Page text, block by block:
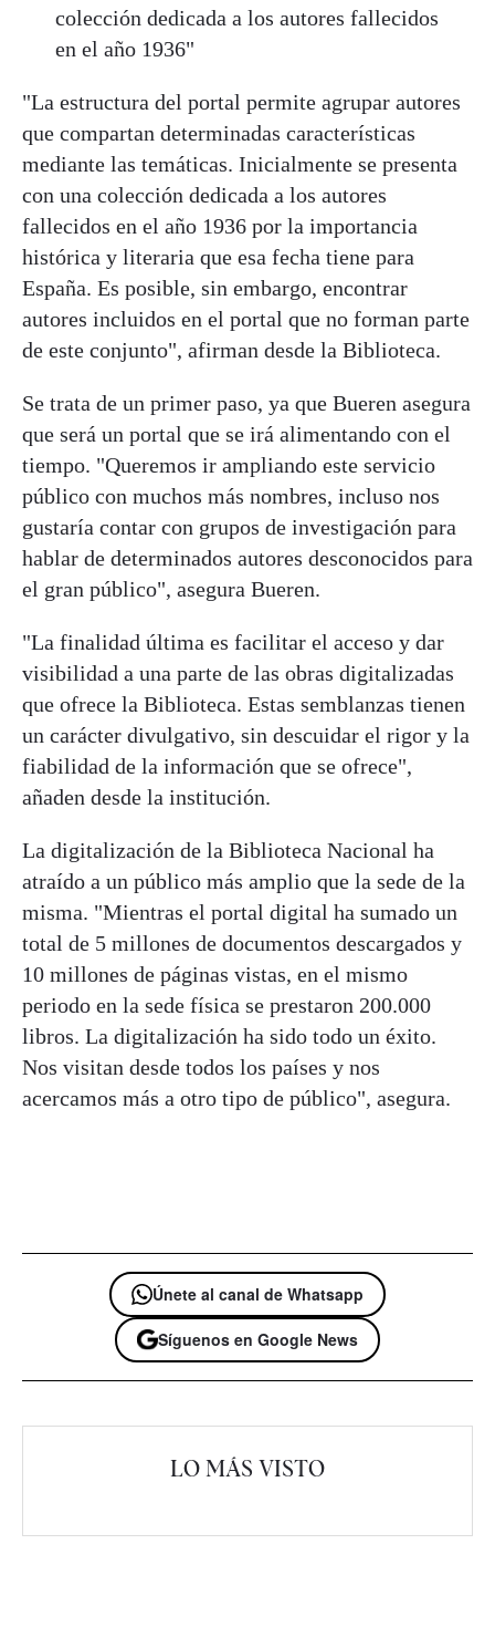
colección dedicada a los autores fallecidos
en el año 1936"
"La estructura del portal permite agrupar autores
que compartan determinadas características
mediante las temáticas. Inicialmente se presenta
con una colección dedicada a los autores
fallecidos en el año 1936 por la importancia
histórica y literaria que esa fecha tiene para
España. Es posible, sin embargo, encontrar
autores incluidos en el portal que no forman parte
de este conjunto", afirman desde la Biblioteca.
Se trata de un primer paso, ya que Bueren asegura
que será un portal que se irá alimentando con el
tiempo. "Queremos ir ampliando este servicio
público con muchos más nombres, incluso nos
gustaría contar con grupos de investigación para
hablar de determinados autores desconocidos para
el gran público", asegura Bueren.
"La finalidad última es facilitar el acceso y dar
visibilidad a una parte de las obras digitalizadas
que ofrece la Biblioteca. Estas semblanzas tienen
un carácter divulgativo, sin descuidar el rigor y la
fiabilidad de la información que se ofrece",
añaden desde la institución.
La digitalización de la Biblioteca Nacional ha
atraído a un público más amplio que la sede de la
misma. "Mientras el portal digital ha sumado un
total de 5 millones de documentos descargados y
10 millones de páginas vistas, en el mismo
periodo en la sede física se prestaron 200.000
libros. La digitalización ha sido todo un éxito.
Nos visitan desde todos los países y nos
acercamos más a otro tipo de público", asegura.
Únete al canal de Whatsapp
Síguenos en Google News
LO MÁS VISTO